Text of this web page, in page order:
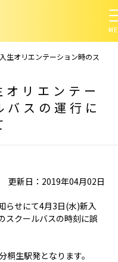
生オリエンテーション時のス
リエンテー
バスの運行に
更新日：2019年04月02日
らせにて4月3日(水)新入
スクールバスの時刻に誤
生駅発となります。